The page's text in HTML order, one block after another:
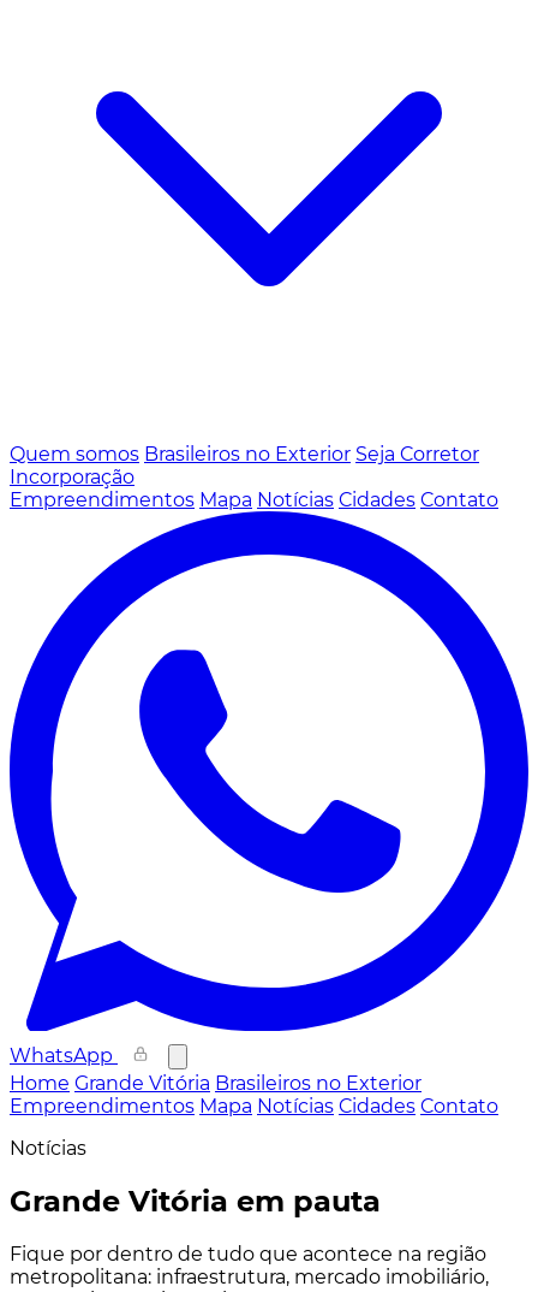
Quem somos Brasileiros no Exterior Seja Corretor
Incorporação
Empreendimentos Mapa Notícias Cidades Contato
WhatsApp
Home Grande Vitória Brasileiros no Exterior
Empreendimentos Mapa Notícias Cidades Contato
Notícias
Grande Vitória em pauta
Fique por dentro de tudo que acontece na região
metropolitana: infraestrutura, mercado imobiliário,